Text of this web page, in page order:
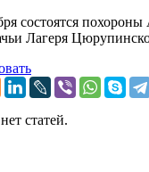
состоятся похороны
Лагеря
статей.